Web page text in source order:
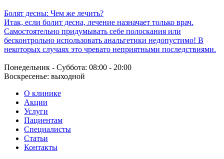
Болят десны: Чем же лечить?
Итак, если болит десна, лечение назначает только врач.
Самостоятельно придумывать себе полоскания или
бесконтрольно использовать анальгетики недопустимо! В
некоторых случаях это чревато неприятными последствиями.
Понедельник - Суббота: 08:00 - 20:00
Воскресенье: выходной
О клинике
Акции
Услуги
Пациентам
Специалисты
Статьи
Контакты